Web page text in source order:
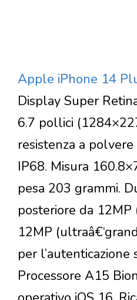
Apple iPhone 14
Display Super
6.7 pollici
resistenza a
IP68. Misura
pesa 203 grammi.
posteriore da
12MP
per l’autenticazione
Processore A15